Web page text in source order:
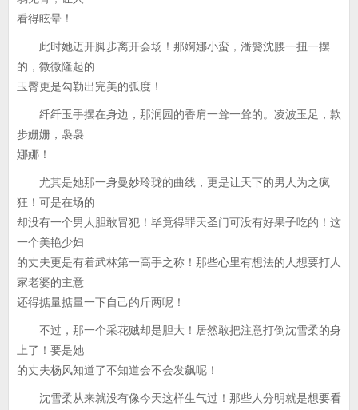
看得眩晕！
此时她迈开脚步离开会场！那婀娜小蛮，潘鬓沈腰一扭一摆
的，微微隆起的
玉臀更是勾勒出完美的弧度！
纤纤玉手摆在身边，那润园的香肩一耸一耸的。凌波玉足，款
步姗姗，袅袅
娜娜！
尤其是她那一身曼妙玲珑的曲线，更是让天下的男人为之疯
狂！可是在场的
却没有一个男人胆敢冒犯！毕竟得罪天圣门可没有好果子吃的！这
一个美艳少妇
的丈夫更是有着武林第一高手之称！那些心里有想法的人想要打人
家老婆的主意
还得掂量掂量一下自己的斤两呢！
不过，那一个采花贼却是胆大！居然敢把注意打倒沈雪柔的身
上了！要是她
的丈夫杨风知道了不知道会不会发飙呢！
沈雪柔从来就没有像今天这样生气过！那些人分明就是想要看